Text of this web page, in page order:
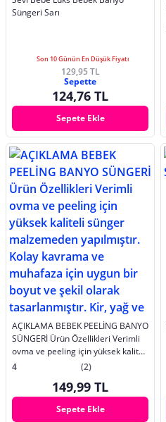
Süngeri Sarı
Son 10 Günün En Düşük Fiyatı
129,95 TL
Sepette
124,76 TL
Sepete Ekle
AÇIKLAMA BEBEK PEELİNG BANYO
SÜNGERİ Ürün Özellikleri Verimli
ovma ve peeling için yüksek kaliteli
sünger malzemeden yapılmıştır.
uygun bir boyut ve şekil olarak
tasarlanmıştır. Kir, yağ ve ölü cilt
hücrelerini t
4 (2)
149,99 TL
Sepete Ekle